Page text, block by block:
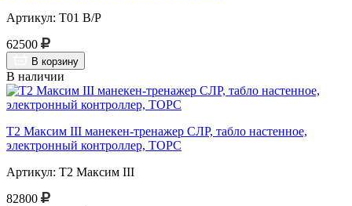
Артикул: Т01 В/Р
62500
В корзину
В наличии
Т2 Максим III манекен-тренажер СЛР, табло настенное,
электронный контроллер, ТОРС
Артикул: Т2 Максим III
82800